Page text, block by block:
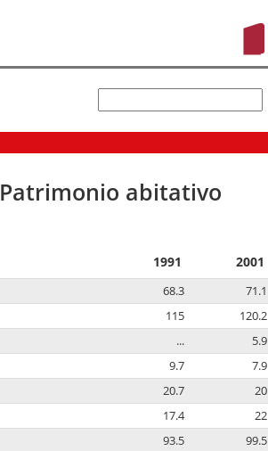
Patrimonio abitativo
1991 2001
68.3 71.1
115 120.2
... 5.9
9.7 7.9
20.7 20
17.4 22
93.5 99.5